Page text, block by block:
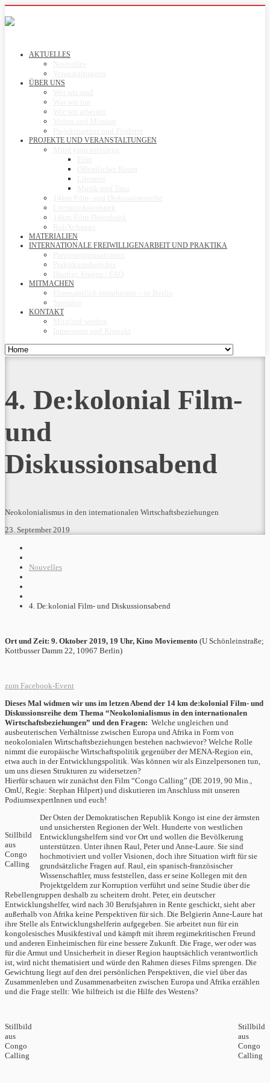
AKTUELLES
ÜBER UNS
PROJEKTE UND VERANSTALTUNGEN
MATERIALIEN
INTERNATIONALE FREIWILLIGENARBEIT UND PRAKTIKA
MITMACHEN
KONTAKT
4. De:kolonial Film-
und
Diskussionsabend
Neokolonialismus in den internationalen Wirtschaftsbeziehungen
23. September 2019
Nouvelles
4. De:kolonial Film- und Diskussionsabend
Ort und Zeit: 9. Oktober 2019, 19 Uhr, Kino Moviemento (U Schönleinstraße;
Kottbusser Damm 22, 10967 Berlin)
zum Facebook-Event
Dieses Mal widmen wir uns im letzen Abend der 14 km de:kolonial Film- und
Diskussionsreihe dem Thema “Neokolonialismus in den internationalen
Wirtschaftsbeziehungen” und den Fragen: Welche ungleichen und
ausbeuterischen Verhältnisse zwischen Europa und Afrika in Form von
neokolonialen Wirtschaftsbeziehungen bestehen nachwievor? Welche Rolle
nimmt die europäische Wirtschaftspolitik gegenüber der MENA-Region ein,
etwa auch in der Entwicklungspolitik. Was können wir als Einzelpersonen tun,
um uns diesen Strukturen zu widersetzen?
Hierfür schauen wir zunächst den Film “Congo Calling” (DE 2019, 90 Min.,
OmU, Regie: Stephan Hilpert) und diskutieren im Anschluss mit unseren
PodiumsexpertInnen und euch!
Stillbild
aus
Congo
Calling
Der Osten der Demokratischen Republik Kongo ist eine der ärmsten
und unsichersten Regionen der Welt. Hunderte von westlichen
Entwicklungshelfern sind vor Ort und wollen die Bevölkerung
unterstützen. Unter ihnen Raul, Peter und Anne-Laure. Sie sind
hochmotiviert und voller Visionen, doch ihre Situation wirft für sie
grundsätzliche Fragen auf. Raul, ein spanisch-französischer
Wissenschaftler, muss feststellen, dass er seine Kollegen mit den
Projektgeldern zur Korruption verführt und seine Studie über die
Rebellengruppen deshalb zu scheitern droht. Peter, ein deutscher
Entwicklungshelfer, wird nach 30 Berufsjahren in Rente geschickt, sieht aber
außerhalb von Afrika keine Perspektiven für sich. Die Belgierin Anne-Laure hat
ihre Stelle als Entwicklungshelferin aufgegeben. Sie arbeitet nun für ein
kongolesisches Musikfestival und kämpft mit ihrem regimekritischen Freund
und anderen Einheimischen für eine bessere Zukunft. Die Frage, wer oder was
für die Armut und Unsicherheit in dieser Region hauptsächlich verantwortlich
ist, wird nicht thematisiert und würde den Rahmen dieses Films sprengen. Die
Gewichtung liegt auf den drei persönlichen Perspektiven, die viel über das
Zusammenleben und Zusammenarbeiten zwischen Europa und Afrika erzählen
und die Frage stellt: Wie hilfreich ist die Hilfe des Westens?
Stillbild
aus
Congo
Calling
Stillbild
aus
Congo
Calling